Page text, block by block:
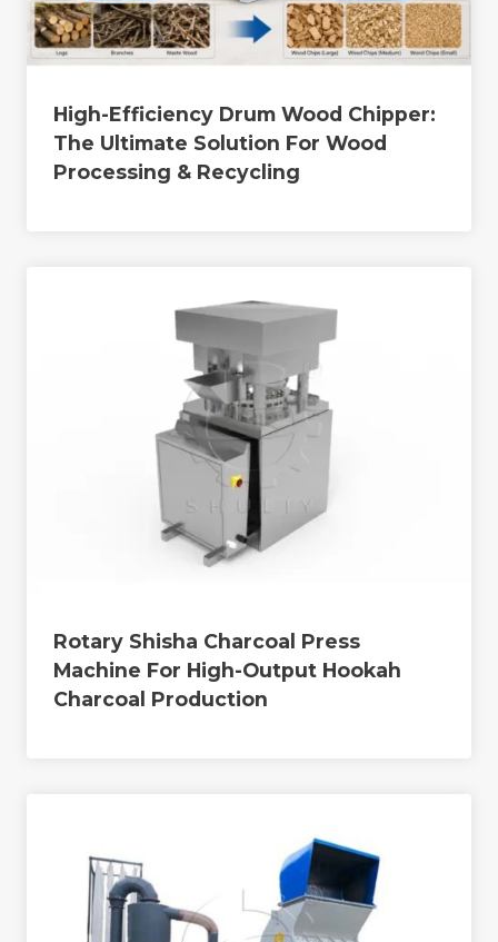
High-Efficiency Drum Wood Chipper:
The Ultimate Solution For Wood
Processing & Recycling
Rotary Shisha Charcoal Press
Machine For High-Output Hookah
Charcoal Production